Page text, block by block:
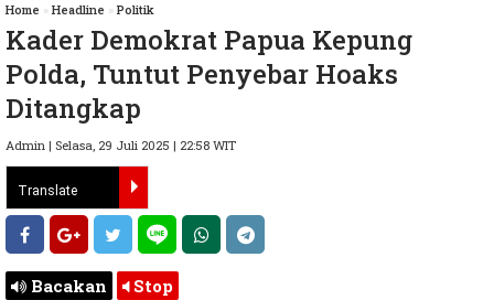
Home » Headline » Politik
Kader Demokrat Papua Kepung
Polda, Tuntut Penyebar Hoaks
Ditangkap
Admin | Selasa, 29 Juli 2025 | 22:58 WIT
Bacakan Stop